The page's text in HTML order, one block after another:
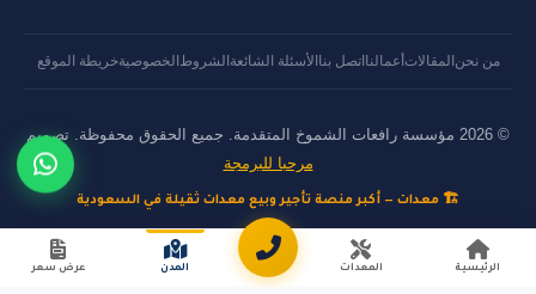
من نحنالمقالات أعمالنااتصل بناالأسئلة الشائعةالشروط الخصوصيةخريطة الموقع
© 2026 مؤسسة رافعات الشموخ المتقدمة. جميع الحقوق محفوظة. تصميم
مرحبا للبرمجة
🏗️ معدات — أكبر منصة تأجير وبيع معدات ثقيلة في السعودية
الرئيسية المعدات المدن عرض سعر